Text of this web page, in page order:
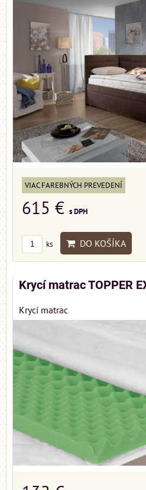
VIAC FAREBNÝCH PREVEDENÍ
615 € s DPH
ks DO KOŠÍKA
Krycí matrac TOPPER
Krycí matrac